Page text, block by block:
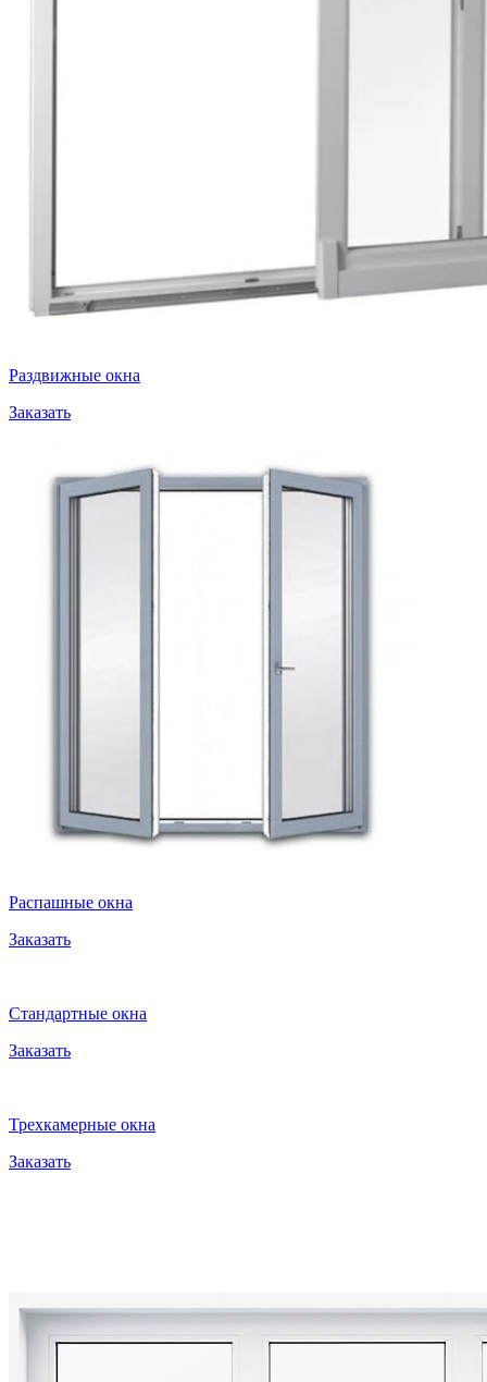
Раздвижные окна
Заказать
Распашные окна
Заказать
Стандартные окна
Заказать
Трехкамерные окна
Заказать